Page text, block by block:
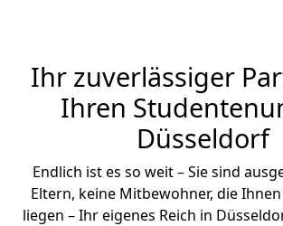
Ihr zuverlässiger
Ihren
Düsseldorf
Endlich ist es so weit – Sie sind
Eltern, keine Mitbewohner, die
liegen – Ihr eigenes Reich in